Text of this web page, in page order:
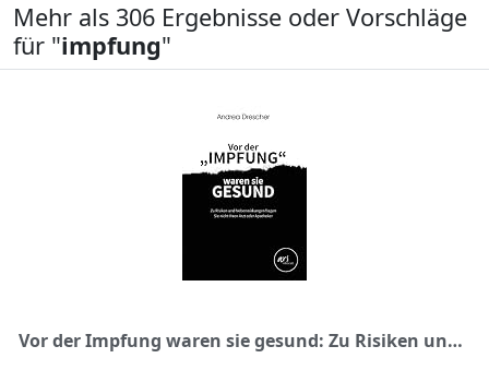
Mehr als 306 Ergebnisse oder Vorschläge
für "impfung"
Vor der Impfung waren sie gesund: Zu Risiken und Nebenwirkungen fragen Sie nicht ihren Arzt oder Apotheker